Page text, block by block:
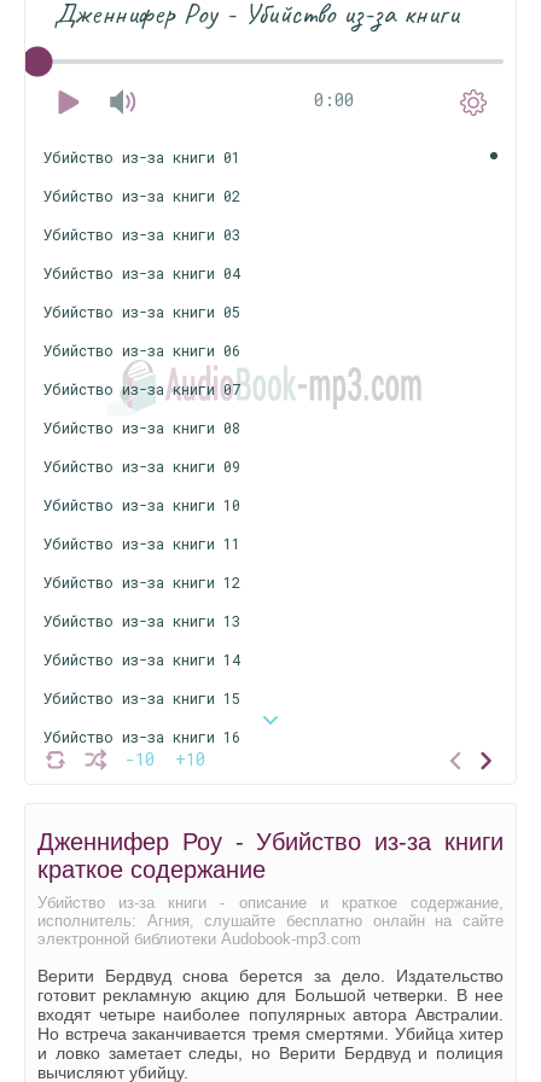
Дженнифер Роу - Убийство из-за книги
0:00
-10 +10
Убийство из-за книги 01
Убийство из-за книги 02
Убийство из-за книги 03
Убийство из-за книги 04
Убийство из-за книги 05
Убийство из-за книги 06
Убийство из-за книги 07
Убийство из-за книги 08
Убийство из-за книги 09
Убийство из-за книги 10
Убийство из-за книги 11
Убийство из-за книги 12
Убийство из-за книги 13
Убийство из-за книги 14
Убийство из-за книги 15
Убийство из-за книги 16
Убийство из-за книги 17
Убийство из-за книги 19
Убийство из-за книги 21
Убийство из-за книги 22
Убийство из-за книги 23
Убийство из-за книги 24
Дженнифер Роу - Убийство из-за книги
краткое содержание
Убийство из-за книги - описание и краткое содержание,
исполнитель: Агния, слушайте бесплатно онлайн на сайте
электронной библиотеки Audobook-mp3.com
Верити Бердвуд снова берется за дело. Издательство
готовит рекламную акцию для Большой четверки. В нее
входят четыре наиболее популярных автора Австралии.
Но встреча заканчивается тремя смертями. Убийца хитер
и ловко заметает следы, но Верити Бердвуд и полиция
вычисляют убийцу.